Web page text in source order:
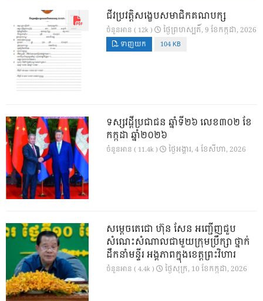
ជីវប្រវត្តិសង្ខេបសមាជិកគណបក្ស
ចំនួនអាន ( 12k ) ថ្ងៃ​ព្រហស្បតិ៍, 9 ខែ​កក្កដា, 2026
ទាញយក 104 KB
ទស្សវដ្តីប្រជាជន ឆ្នាំទី២៦ លេខ៣០២ ខែ
កក្កដា ឆ្នាំ២០២៦
ចំនួនអាន ( 11.4k ) ថ្ងៃ​អង្គារ, 4 ខែ​សីហា, 2026
សម្តេចតេជោ ហ៊ុន សែន អញ្ជើញជួប
សំណេះសំណាលជាមួយក្រុមប្រឹក្សា ថ្នាក់
ដឹកនាំមន្ទីរ អង្គភាពក្នុងខេត្តព្រះវិហារ
ចំនួនអាន ( 4.4k ) ថ្ងៃ​សុក្រ, 10 ខែ​កក្កដា, 2026